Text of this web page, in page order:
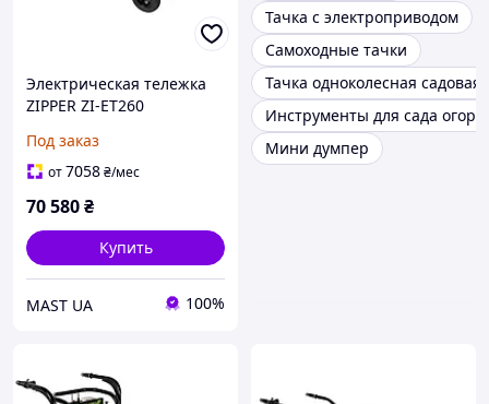
Электрическая тележка
ZIPPER ZI-ET260
Под заказ
от7058₴/мес
70 580₴
Купить
MAST UA 100%
Тачка с электроприводом
Самоходные тачки
Тачка одноколесная садовая
Инструменты для сада
Мини думпер